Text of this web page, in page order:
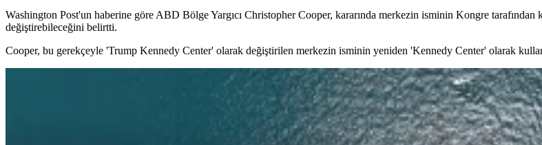
Washington Post'un haberine göre ABD Bölge Yargıcı Christopher Cooper, kararında merkezin isminin Kongre
değiştirebileceğini belirtti.
Cooper, bu gerekçeyle 'Trump Kennedy Center' olarak değiştirilen merkezin isminin yeniden 'Kennedy Center' olarak